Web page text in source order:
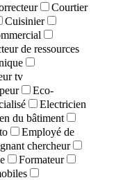
Courtier
Cuisinier
de ressources
tv
Eco-
Electricien
du bâtiment
Employé de
chercheur
Formateur